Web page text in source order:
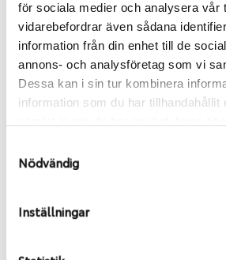
för sociala medier och analysera vår
vidarebefordrar även sådana
information från din enhet till de
annons- och analysföretag som vi
Dessa kan i sin tur kombinera
information som du har tillhandahållit
Nödvändig
Inställningar
Passar detta däck min
Ange registreringsnummer för att
du valt passar din bilmodell. Om
skall sättas på dina befintliga
årens lopp och inte vara samma
bilen hade ut från fabrik.